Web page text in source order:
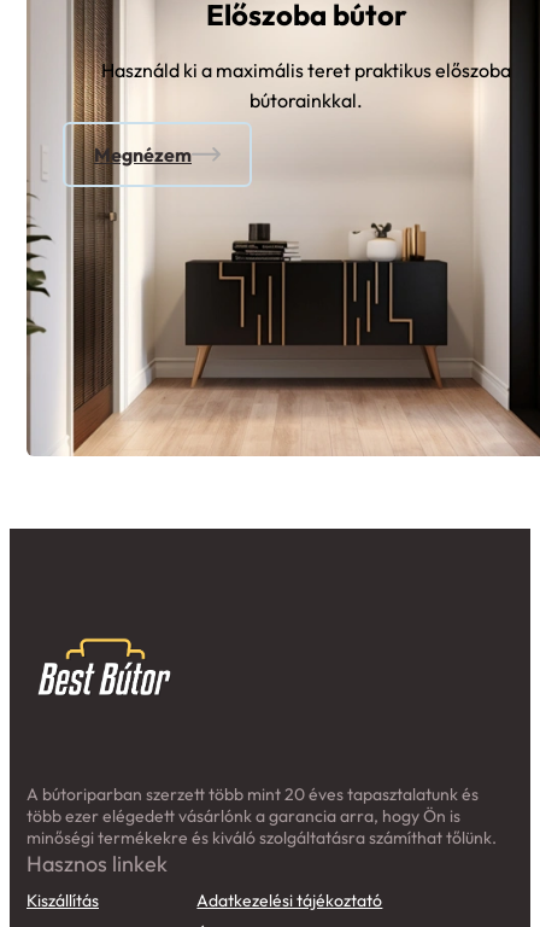
Használd ki a maximális teret praktikus előszoba
bútorainkkal.
Megnézem
több ezer elégedett vásárlónk a garancia arra, hogy Ön is
minőségi termékekre és kiváló szolgáltatásra számíthat tőlünk.
Hasznos linkek
Kiszállítás
Fizetés
Általános Szerződési Feltételek